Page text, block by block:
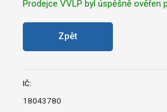
Prodejce VVLP byl úspěšně ověřen
Zpět
IČ:
18043780